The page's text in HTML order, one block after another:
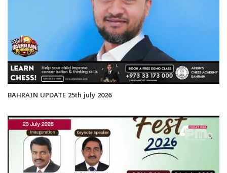
BAHRAIN UPDATE 25th july 2026